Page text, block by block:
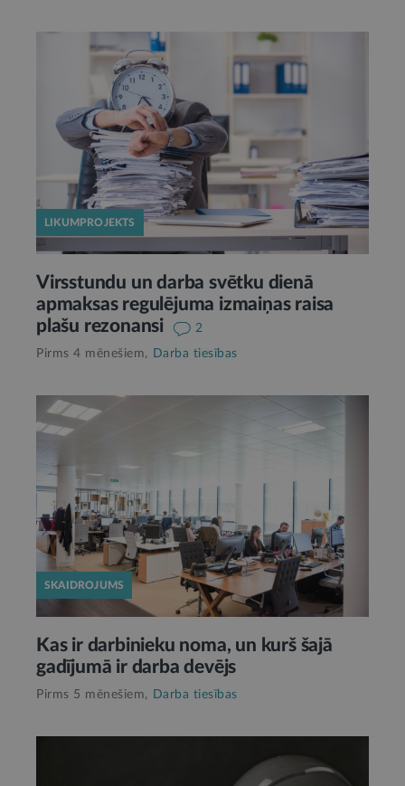
LIKUMPROJEKTS
Virsstundu un darba svētku dienā
apmaksas regulējuma izmaiņas raisa
plašu rezonansi
2
Pirms 4 mēnešiem,
Darba tiesības
SKAIDROJUMS
Kas ir darbinieku noma, un kurš šajā
gadījumā ir darba devējs
Pirms 5 mēnešiem, Darba tiesības